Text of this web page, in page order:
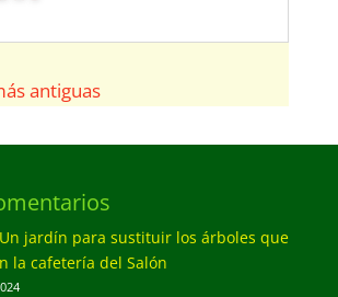
antiguas
Un jardín para sustituir los árboles que
la cafetería del Salón